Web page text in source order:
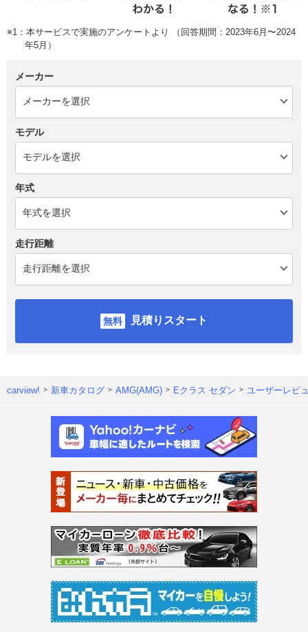
※1：本サービスで実施のアンケートより （回答期間：2023年6月〜2024
年5月）
メーカー
モデル
年式
走行距離
見積りスタート
carview! 新車カタログ AMG(AMG) Eクラス セダン ユーザーレビ